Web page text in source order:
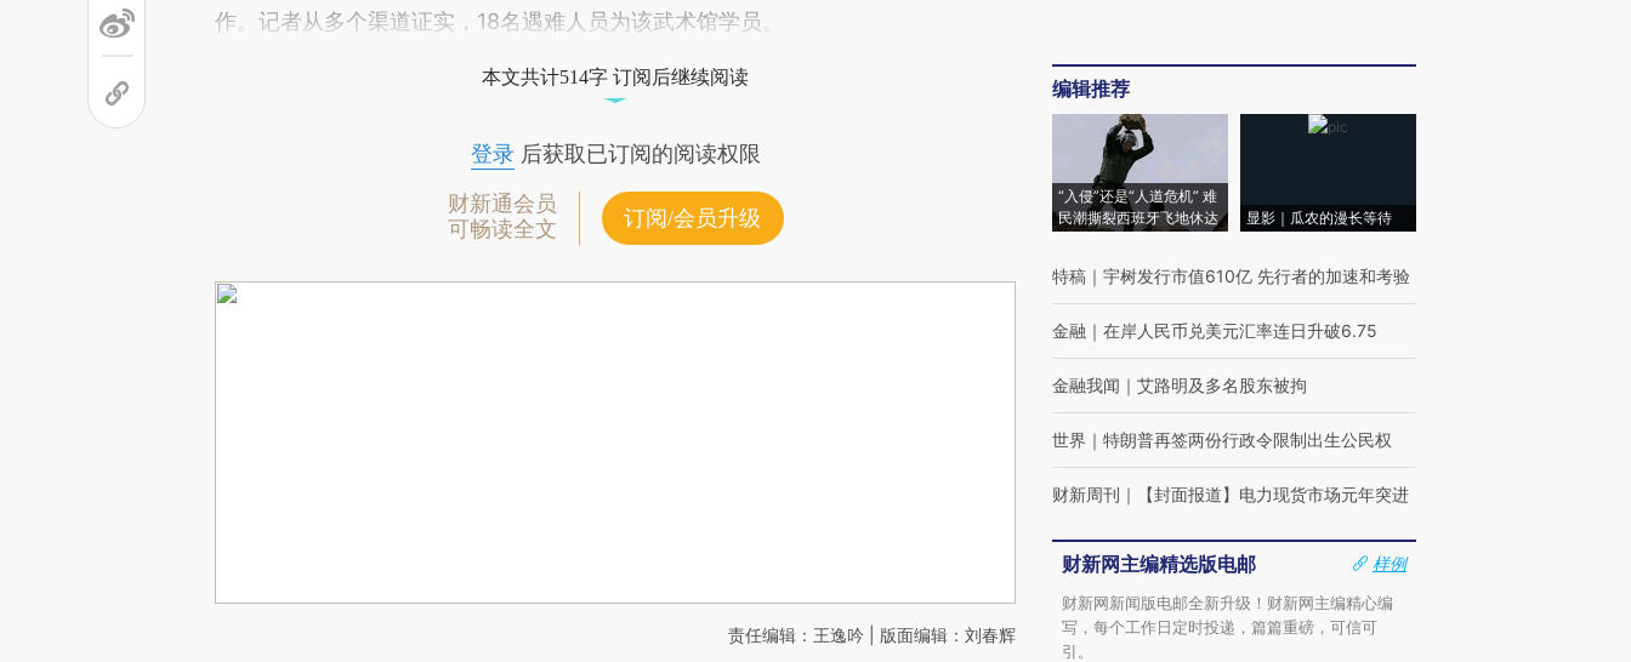
作。记者从多个渠道证实，18名遇难人员为该武术馆学员。
本文共计514字 订阅后继续阅读
登录后获取已订阅的阅读权限
财新通会员
可畅读全文
订阅/会员升级
责任编辑：王逸吟 | 版面编辑：刘春辉
编辑推荐
“入侵”还是“人道危机” 难
民潮撕裂西班牙飞地休达
显影｜瓜农的漫长等待
特稿 ｜ 宇树发行市值610亿 先行者的加速和考验
金融 ｜ 在岸人民币兑美元汇率连日升破6.75
金融我闻 ｜ 艾路明及多名股东被拘
世界 ｜ 特朗普再签两份行政令限制出生公民权
财新周刊 ｜ 【封面报道】电力现货市场元年突进
财新网主编精选版电邮
样例
财新网新闻版电邮全新升级！财新网主编精心编
写，每个工作日定时投递，篇篇重磅，可信可
引。